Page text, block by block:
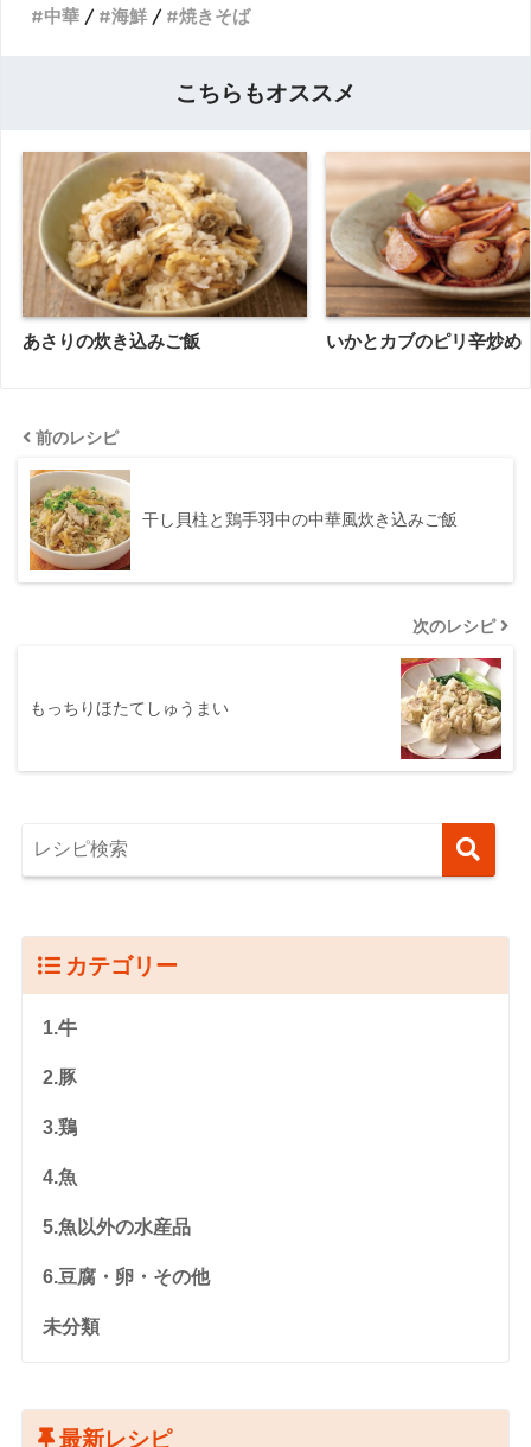
中華 海鮮 焼きそば
こちらもオススメ
あさりの炊き込みご飯 いかとカブのピリ辛炒め
前のレシピ
干し貝柱と鶏手羽中の中華風炊き込みご飯
次のレシピ
もっちりほたてしゅうまい
カテゴリー
1.牛
2.豚
3.鶏
4.魚
5.魚以外の水産品
6.豆腐・卵・その他
未分類
最新レシピ